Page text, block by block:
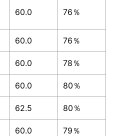
60.0 76％
60.0 76％
60.0 78％
60.0 80％
62.5 80％
60.0 79％